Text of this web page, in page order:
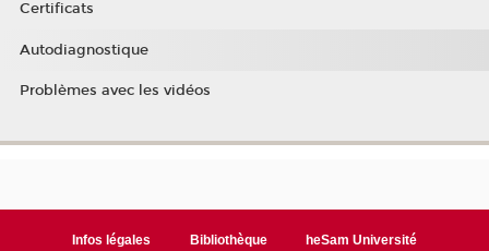
Certificats
Autodiagnostique
Problèmes avec les vidéos
Infos légales Bibliothèque heSam Université